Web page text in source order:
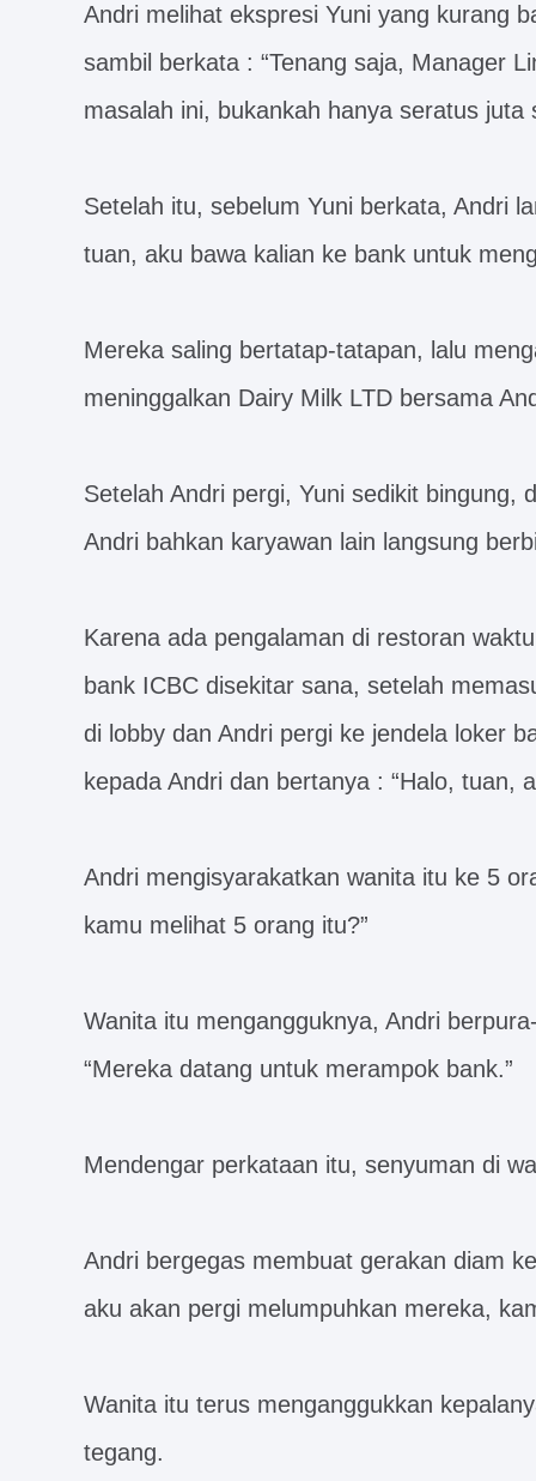
Andri melihat ekspresi Yuni yang kurang
sambil berkata : “Tenang saja, Manager
masalah ini, bukankah hanya seratus juta
Setelah itu, sebelum Yuni berkata, Andri
tuan, aku bawa kalian ke bank untuk
Mereka saling bertatap-tatapan, lalu
meninggalkan Dairy Milk LTD bersama
Setelah Andri pergi, Yuni sedikit bingung,
Andri bahkan karyawan lain langsung
Karena ada pengalaman di restoran
bank ICBC disekitar sana, setelah
di lobby dan Andri pergi ke jendela loker
kepada Andri dan bertanya : “Halo, tuan,
Andri mengisyarakatkan wanita itu ke 5
kamu melihat 5 orang itu?”
Wanita itu mengangguknya, Andri
“Mereka datang untuk merampok bank.”
Mendengar perkataan itu, senyuman di
Andri bergegas membuat gerakan diam
aku akan pergi melumpuhkan mereka,
Wanita itu terus menganggukkan
tegang.